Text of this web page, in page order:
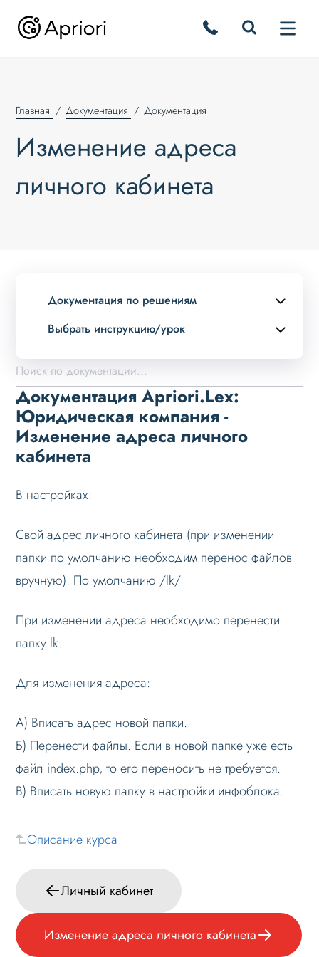
Главная Документация Документация
Изменение адреса
личного кабинета
Документация по решениям
Выбрать инструкцию/урок
Описание курса
Возможности
Примеры страниц
Установка и обновление
Данные
Слайдер
Мультирегиональность
Меню сайта
Личный кабинет
Изменение адреса личного кабинета
Формы и коммуникации
SEO и оптимизация
Лендинги и посадочные страницы
Проблемы и решения
Вопрос-ответ
Документация Apriori.Lex:
Юридическая компания -
Изменение адреса личного
кабинета
В настройках:
Свой адрес личного кабинета (при изменении
папки по умолчанию необходим перенос файлов
вручную). По умолчанию /lk/
При изменении адреса необходимо перенести
папку lk.
Для изменения адреса:
А) Вписать адрес новой папки.
Б) Перенести файлы. Если в новой папке уже есть
файл index.php, то его переносить не требуется.
В) Вписать новую папку в настройки инфоблока.
Описание курса
Личный кабинет
Изменение адреса личного кабинета